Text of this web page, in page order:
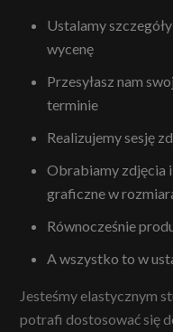
Ustalamy
wycenę
Przesyłasz nam
terminie
Realizujemy sesję
Obrabiamy zdjęcia
graficzne w
Równocześnie
A wszystko to w
Jesteśmy elastycznym
potrafi dostosować się